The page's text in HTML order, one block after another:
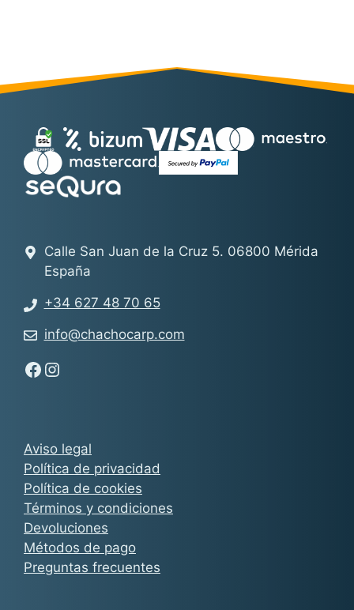
Aviso legal
Política de privacidad
Política de cookies
Términos y condiciones
Devoluciones
Métodos de pago
Preguntas frecuentes
Calle San Juan de la Cruz 5. 06800 Mérida
España
+34 627 48 70 65
info@chachocarp.com
Síguenos en Facebook - Chachocarp
Síguenos en Instagram - Chachocarp